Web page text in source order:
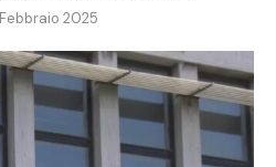
2025